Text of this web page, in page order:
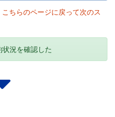
こちらのページに戻って次のス
況を確認した